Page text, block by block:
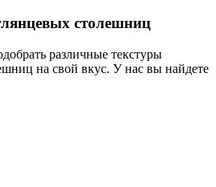
столешниц
различные текстуры
на свой вкус. У нас вы найдете